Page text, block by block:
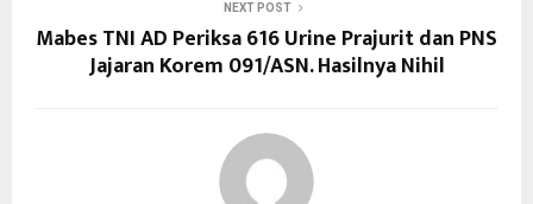
NEXT POST
Mabes TNI AD Periksa 616 Urine Prajurit dan PNS
Jajaran Korem 091/ASN. Hasilnya Nihil